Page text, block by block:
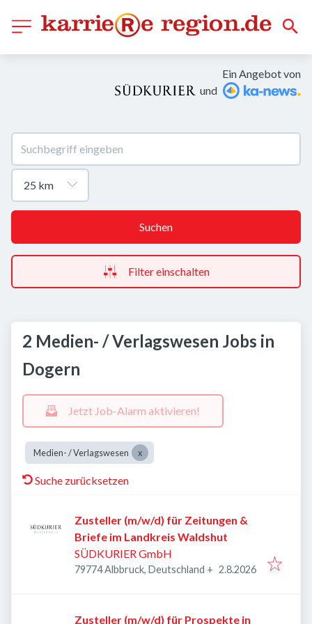
Ein Angebot von
und
Suchen
Filter einschalten
2 Medien- / Verlagswesen Jobs in
Dogern
Jetzt Job-Alarm aktivieren!
Medien- / Verlagswesen
Suche zurücksetzen
Zusteller (m/w/d) für Zeitungen &
Briefe im Landkreis Waldshut
SÜDKURIER GmbH
79774 Albbruck, Deutschland + Veröffentlicht
2.8.2026
Zusteller (m/w/d) für Prospekte in